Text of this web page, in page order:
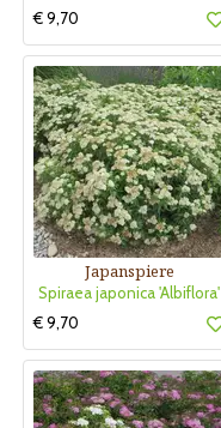
€ 9,70
Japanspiere
Spiraea japonica 'Albiflora'
€ 9,70